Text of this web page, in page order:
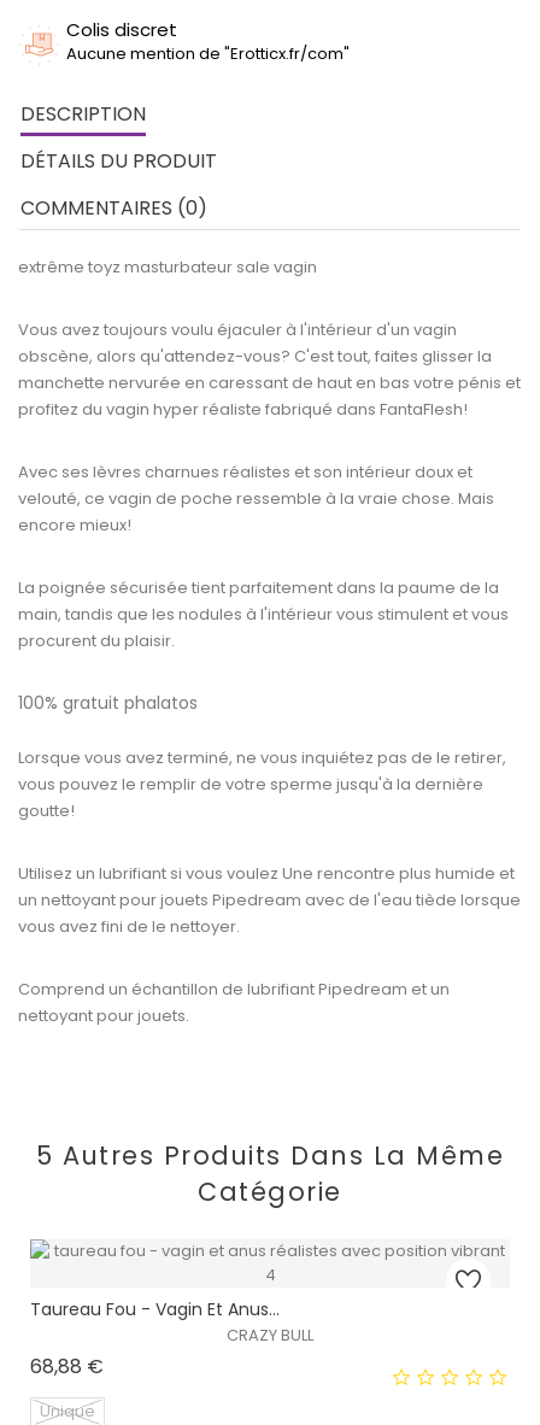
Colis discret
Aucune mention de "Erotticx.fr/com"
DESCRIPTION
DÉTAILS DU PRODUIT
COMMENTAIRES (0)
extrême toyz masturbateur sale vagin
Vous avez toujours voulu éjaculer à l'intérieur d'un vagin
obscène, alors qu'attendez-vous? C'est tout, faites glisser la
manchette nervurée en caressant de haut en bas votre pénis et
profitez du vagin hyper réaliste fabriqué dans FantaFlesh!
Avec ses lèvres charnues réalistes et son intérieur doux et
velouté, ce vagin de poche ressemble à la vraie chose. Mais
encore mieux!
La poignée sécurisée tient parfaitement dans la paume de la
main, tandis que les nodules à l'intérieur vous stimulent et vous
procurent du plaisir.
100% gratuit phalatos
Lorsque vous avez terminé, ne vous inquiétez pas de le retirer,
vous pouvez le remplir de votre sperme jusqu'à la dernière
goutte!
Utilisez un lubrifiant si vous voulez Une rencontre plus humide et
un nettoyant pour jouets Pipedream avec de l'eau tiède lorsque
vous avez fini de le nettoyer.
Comprend un échantillon de lubrifiant Pipedream et un
nettoyant pour jouets.
5 Autres Produits Dans La Même
Catégorie
Taureau Fou - Vagin Et Anus...
CRAZY BULL
68,88 €
Unique